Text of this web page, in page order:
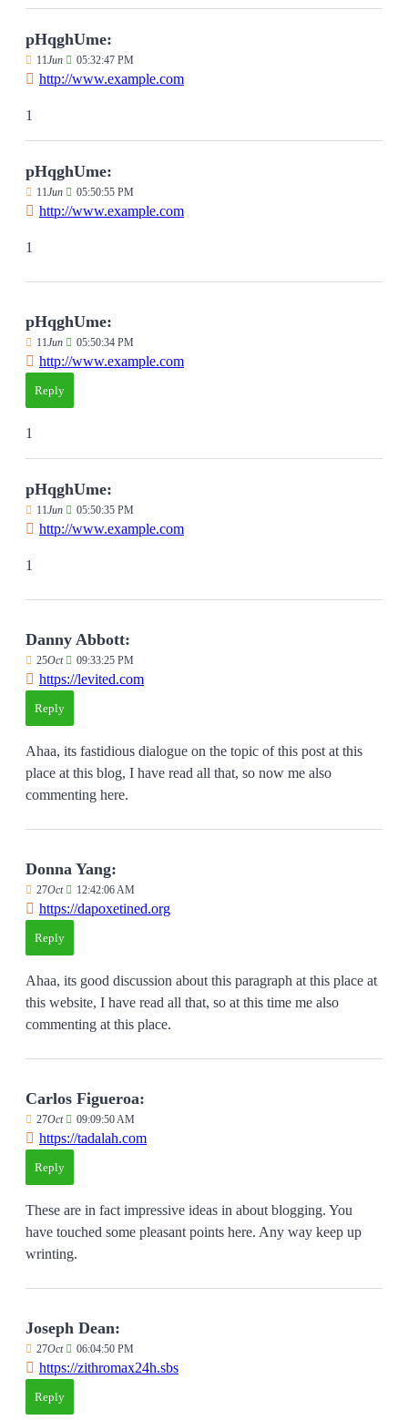
pHqghUme:
11Jun 05:32:47 PM
http://www.example.com
1
pHqghUme:
11Jun 05:50:55 PM
http://www.example.com
1
pHqghUme:
11Jun 05:50:34 PM
http://www.example.com
Reply
1
pHqghUme:
11Jun 05:50:35 PM
http://www.example.com
1
Danny Abbott:
25Oct 09:33:25 PM
https://levited.com
Reply
Ahaa, its fastidious dialogue on the topic of this post at this
place at this blog, I have read all that, so now me also
commenting here.
Donna Yang:
27Oct 12:42:06 AM
https://dapoxetined.org
Reply
Ahaa, its good discussion about this paragraph at this place at
this website, I have read all that, so at this time me also
commenting at this place.
Carlos Figueroa:
27Oct 09:09:50 AM
https://tadalah.com
Reply
These are in fact impressive ideas in about blogging. You
have touched some pleasant points here. Any way keep up
wrinting.
Joseph Dean:
27Oct 06:04:50 PM
https://zithromax24h.sbs
Reply